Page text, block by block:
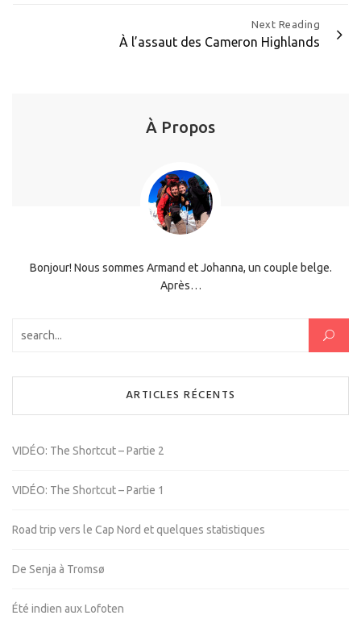
Next Reading
À l’assaut des Cameron Highlands
À Propos
Bonjour! Nous sommes Armand et Johanna, un couple belge.
Après…
Rechercher :
ARTICLES RÉCENTS
VIDÉO: The Shortcut – Partie 2
VIDÉO: The Shortcut – Partie 1
Road trip vers le Cap Nord et quelques statistiques
De Senja à Tromsø
Été indien aux Lofoten